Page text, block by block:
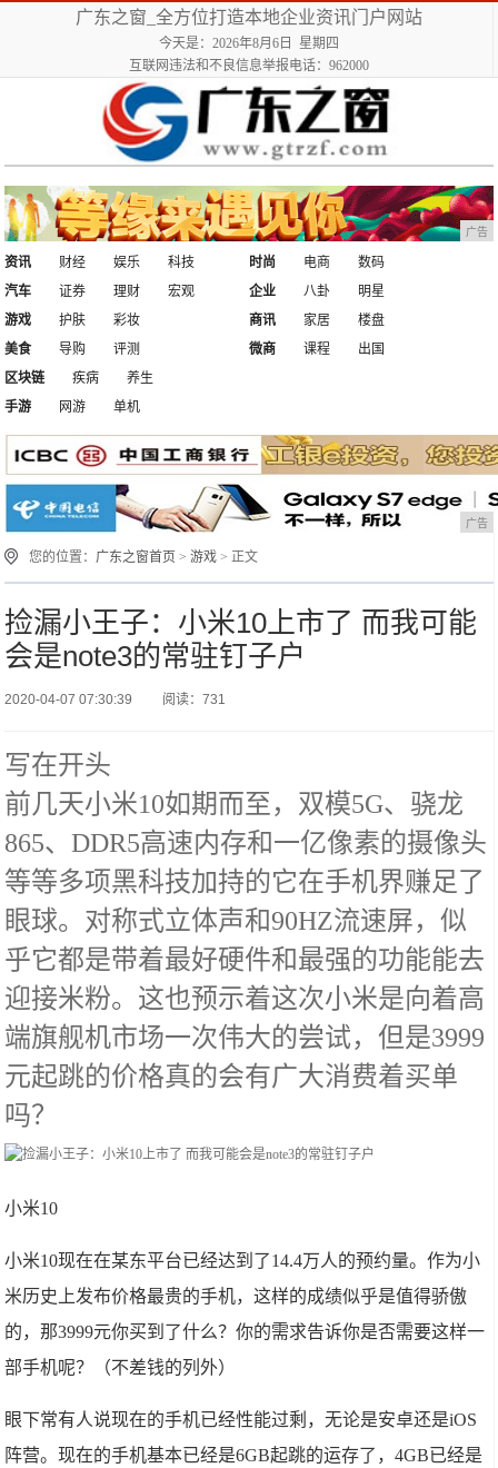
广东之窗_全方位打造本地企业资讯门户网站
今天是：2026年8月6日 星期四
互联网违法和不良信息举报电话：962000
广告
资讯 财经 娱乐
科技
汽车
证券 理财 宏观
时尚 电商
数码
企业
八卦
明星
游戏
护肤
彩妆
美食
导购 评测
商讯 家居
楼盘
微商
课程
出国
区块链
疾病
养生
手游
网游 单机
广告
您的位置： 广东之窗首页 >游戏 > 正文
捡漏小王子：小米10上市了 而我可能
会是note3的常驻钉子户
2020-04-07 07:30:39 阅读：731
写在开头
前几天小米10如期而至，双模5G、骁龙
865、DDR5高速内存和一亿像素的摄像头
等等多项黑科技加持的它在手机界赚足了
眼球。对称式立体声和90HZ流速屏，似
乎它都是带着最好硬件和最强的功能能去
迎接米粉。这也预示着这次小米是向着高
端旗舰机市场一次伟大的尝试，但是3999
元起跳的价格真的会有广大消费着买单
吗？
小米10
小米10现在在某东平台已经达到了14.4万人的预约量。作为小
米历史上发布价格最贵的手机，这样的成绩似乎是值得骄傲
的，那3999元你买到了什么？你的需求告诉你是否需要这样一
部手机呢？（不差钱的列外）
眼下常有人说现在的手机已经性能过剩，无论是安卓还是iOS
阵营。现在的手机基本已经是6GB起跳的运存了，4GB已经是